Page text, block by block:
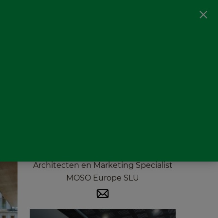
Architecten en Marketing Specialist
MOSO Europe SLU